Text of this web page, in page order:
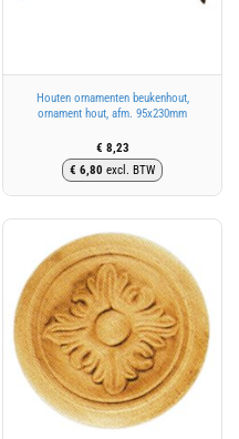
Houten ornamenten beukenhout,
ornament hout, afm. 95x230mm
€ 8,23
€ 6,80 excl. BTW